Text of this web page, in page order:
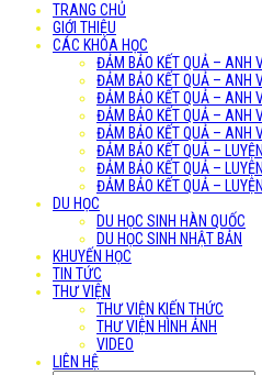
TRANG CHỦ
GIỚI THIỆU
CÁC KHÓA HỌC
ĐẢM BẢO KẾT QUẢ – ANH
ĐẢM BẢO KẾT QUẢ – ANH
ĐẢM BẢO KẾT QUẢ – ANH
ĐẢM BẢO KẾT QUẢ – ANH
ĐẢM BẢO KẾT QUẢ – ANH
ĐẢM BẢO KẾT QUẢ –
ĐẢM BẢO KẾT QUẢ –
ĐẢM BẢO KẾT QUẢ –
DU HỌC
DU HỌC SINH HÀN QUỐC
DU HỌC SINH NHẬT BẢN
KHUYẾN HỌC
TIN TỨC
THƯ VIỆN
THƯ VIỆN KIẾN THỨC
THƯ VIỆN HÌNH ẢNH
VIDEO
LIÊN HỆ